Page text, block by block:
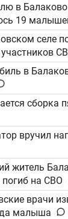
в Балаково
19
селе
в
сборка
вручил
житель
на СВО
врачи
малыша